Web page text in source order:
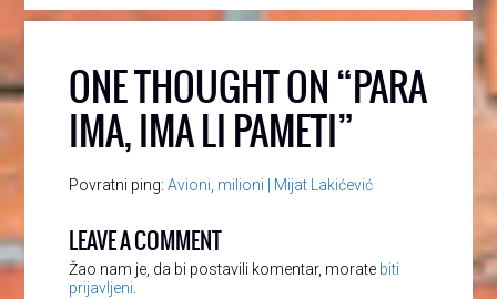
ONE THOUGHT ON “PARA
IMA, IMA LI PAMETI”
Povratni ping:Avioni, milioni | Mijat Lakićević
LEAVE A COMMENT
Žao nam je, da bi postavili komentar, morate biti
prijavljeni.